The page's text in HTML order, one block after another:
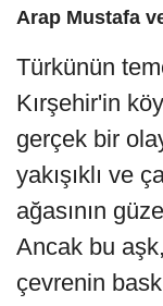
Arap Mustafa
Türkünün
Kırşehir'in
gerçek bir
yakışıklı ve
ağasının
Ancak bu
çevrenin